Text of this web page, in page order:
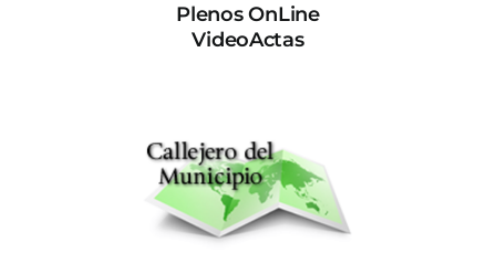
Plenos OnLine
VideoActas